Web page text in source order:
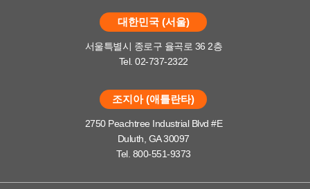
대한민국 (서울)
서울특별시 종로구 율곡로 36 2층
Tel. 02-737-2322
조지아 (애틀란타)
2750 Peachtree Industrial Blvd #E
Duluth, GA 30097
Tel. 800-551-9373